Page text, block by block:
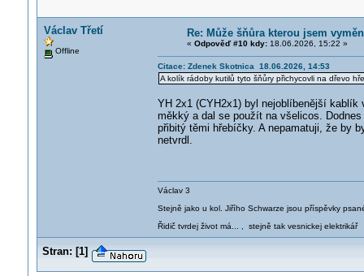
Václav Třetí
Offline
Re: Může šňůra kterou jsem
« Odpověď #10 kdy:18.06.2026, 15:22 »
Citace: Zdenek Skotnica 18.06.2026, 14:53
A kolík rádoby kutilů tyto šňůry přichycovli na dřevo
YH 2x1 (CYH2x1) byl nejoblíbenější
měkký a dal se použít na všelicos.
přibitý těmi hřebíčky. A nepamatuji, že by
netvrdl.
Václav 3
Stejně jako u kol. Jiřího Schwarze jsou příspěvky
Řidič tvrdej život má... , stejně tak vesnickej elektrikář
Stran: [1]